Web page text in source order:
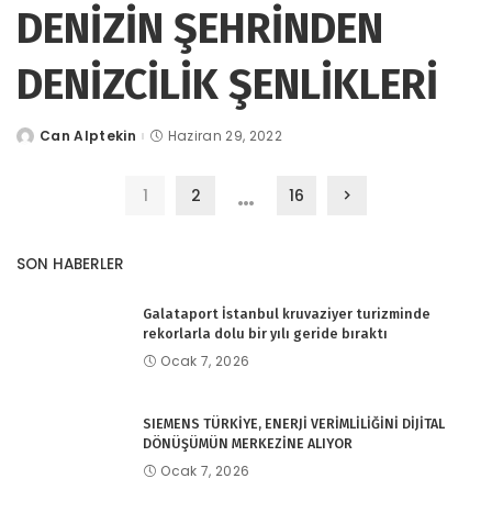
DENİZİN ŞEHRİNDEN
DENİZCİLİK ŞENLİKLERİ
tarafından
Can Alptekin Haziran 29, 2022
1 2 … 16
SON HABERLER
Galataport İstanbul kruvaziyer turizminde
rekorlarla dolu bir yılı geride bıraktı
Ocak 7, 2026
SIEMENS TÜRKİYE, ENERJİ VERİMLİLİĞİNİ DİJİTAL
DÖNÜŞÜMÜN MERKEZİNE ALIYOR
Ocak 7, 2026